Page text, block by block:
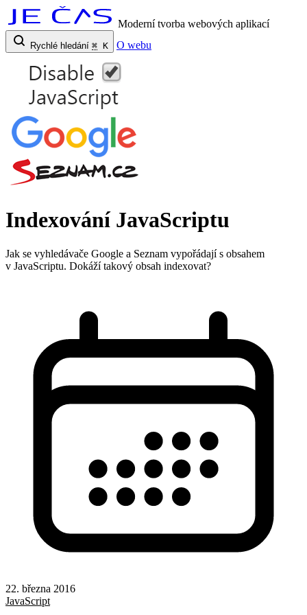
Moderní tvorba webových aplikací
Rychlé hledání ⌘ K O webu
Indexování JavaScriptu
Jak se vyhledávače Google a Seznam vypořádají s obsahem
v JavaScriptu. Dokáží takový obsah indexovat?
22. března 2016
JavaScript